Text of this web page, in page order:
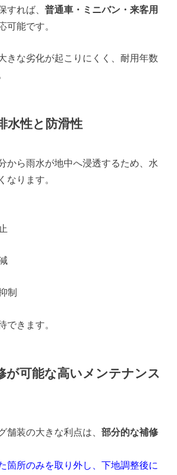
すれば、普通車・ミニバン・来客用
可能です。
きな劣化が起こりにくく、耐用年数
水性と防滑性
から雨水が地中へ浸透するため、水
なります。
制
できます。
が可能な高いメンテナンス
舗装の大きな利点は、部分的な補修
箇所のみを取り外し、下地調整後に